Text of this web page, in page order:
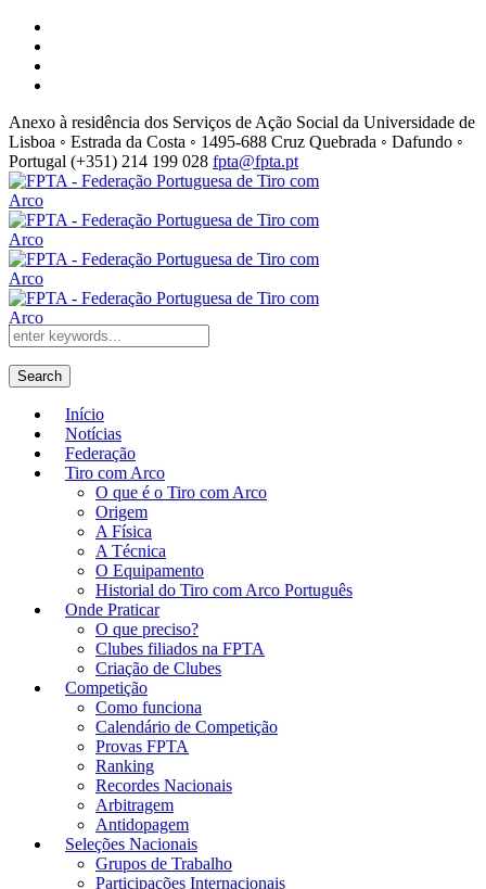
Anexo à residência dos Serviços de Ação Social da Universidade de
Lisboa ◦ Estrada da Costa ◦ 1495-688 Cruz Quebrada ◦ Dafundo ◦
Portugal (+351) 214 199 028 fpta@fpta.pt
Search
Início
Notícias
Federação
Tiro com Arco
O que é o Tiro com Arco
Origem
A Física
A Técnica
O Equipamento
Historial do Tiro com Arco Português
Onde Praticar
O que preciso?
Clubes filiados na FPTA
Criação de Clubes
Competição
Como funciona
Calendário de Competição
Provas FPTA
Ranking
Recordes Nacionais
Arbitragem
Antidopagem
Seleções Nacionais
Grupos de Trabalho
Participações Internacionais